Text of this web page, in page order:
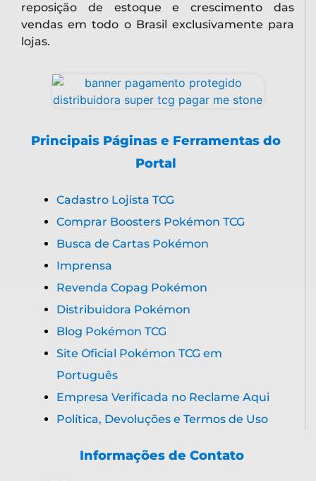
reposição de estoque e crescimento das
vendas em todo o Brasil exclusivamente para
lojas.
Principais Páginas e Ferramentas do
Portal
Cadastro Lojista TCG
Comprar Boosters Pokémon TCG
Busca de Cartas Pokémon
Imprensa
Revenda Copag Pokémon
Distribuidora Pokémon
Blog Pokémon TCG
Site Oficial Pokémon TCG em
Português
Empresa Verificada no Reclame Aqui
Política, Devoluções e Termos de Uso
Informações de Contato